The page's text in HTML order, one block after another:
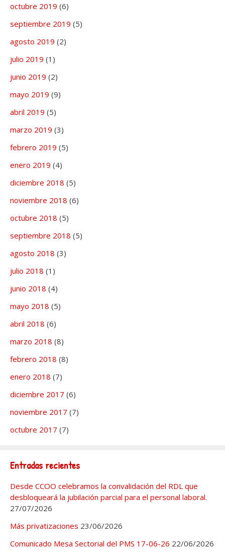
octubre 2019 (6)
septiembre 2019 (5)
agosto 2019 (2)
julio 2019 (1)
junio 2019 (2)
mayo 2019 (9)
abril 2019 (5)
marzo 2019 (3)
febrero 2019 (5)
enero 2019 (4)
diciembre 2018 (5)
noviembre 2018 (6)
octubre 2018 (5)
septiembre 2018 (5)
agosto 2018 (3)
julio 2018 (1)
junio 2018 (4)
mayo 2018 (5)
abril 2018 (6)
marzo 2018 (8)
febrero 2018 (8)
enero 2018 (7)
diciembre 2017 (6)
noviembre 2017 (7)
octubre 2017 (7)
Entradas recientes
Desde CCOO celebramos la convalidación del RDL que
desbloqueará la jubilación parcial para el personal laboral.
27/07/2026
Más privatizaciones 23/06/2026
Comunicado Mesa Sectorial del PMS 17-06-26 22/06/2026